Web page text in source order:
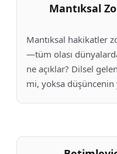
Mantıksal
Mantıksal hakikatler
—tüm olası
ne açıklar? Dilsel
mi, yoksa düşüncenin